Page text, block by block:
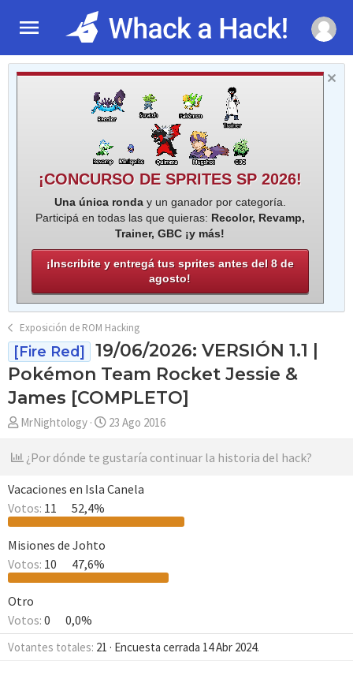
¡CONCURSO DE SPRITES SP 2026!
Una única ronday un ganador por categoría.
Participá en todas las que quieras: Recolor, Revamp,
Trainer, GBC ¡y más!
¡Inscribite y entregá tus sprites antes del 8 de
agosto!
Exposición de ROM Hacking
[Fire Red]
19/06/2026: VERSIÓN 1.1 |
Pokémon Team Rocket Jessie &
James [COMPLETO]
A
t
r
MrNightology
F
c
a
e
i
c
23 Ago 2016
¿Por dónde te gustaría continuar la historia del hack?
Vacaciones en Isla Canela
Votos: 11 52,4%
Misiones de Johto
Votos: 10 47,6%
Otro
Votos: 0 0,0%
Votantes totales 21 Encuesta cerrada 14 Abr 2024.